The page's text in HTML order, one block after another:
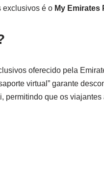
exclusivos é o My Emirates
oferecido pela
virtual” garante
permitindo que os